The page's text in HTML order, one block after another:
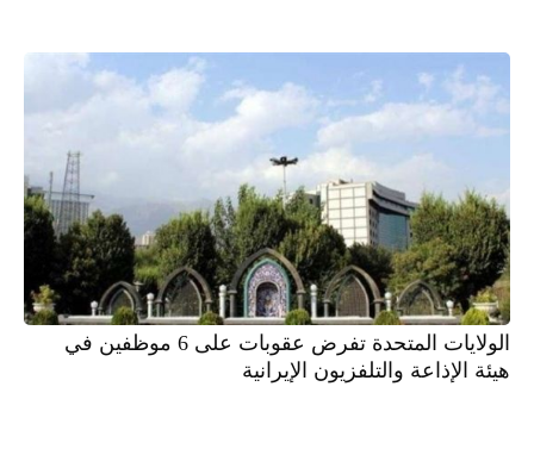
الولايات المتحدة تفرض عقوبات على 6 موظفين في
هيئة الإذاعة والتلفزيون الإيرانية